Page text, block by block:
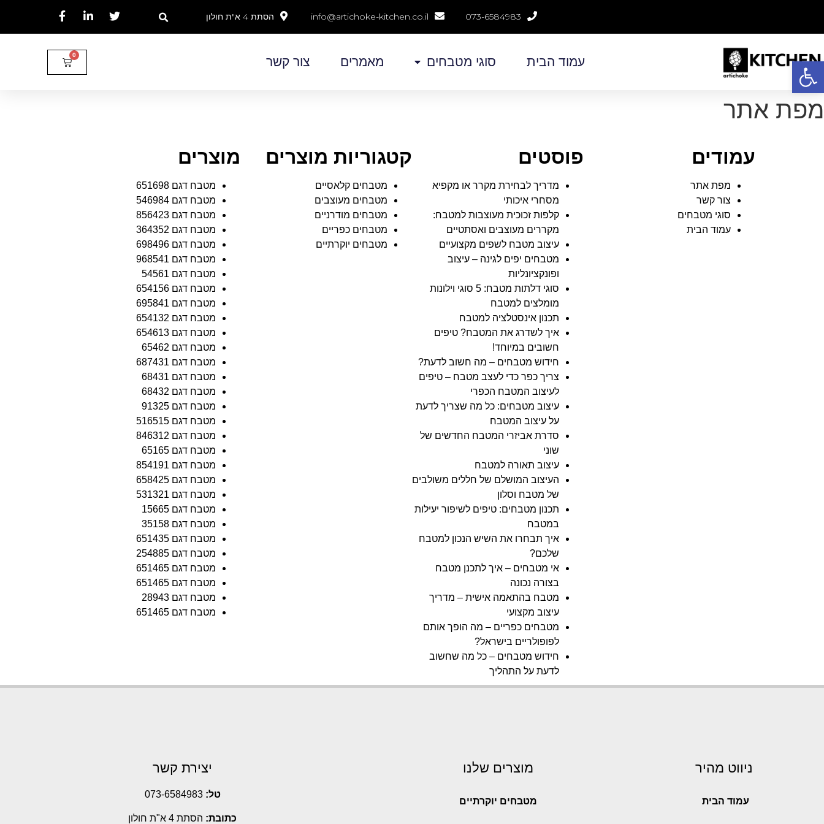
פתח סרגל נגישות
073-6584983
info@artichoke-kitchen.co.il הסתת 4 א"ת חולון
עמוד הבית סוגי מטבחים מאמרים צור קשר
מפת אתר
עמודים
מפת אתר
צור קשר
סוגי מטבחים
עמוד הבית
פוסטים
מדריך לבחירת מקרר או מקפיא
מסחרי איכותי
קלפות זכוכית מעוצבות למטבח:
מקררים מעוצבים ואסתטיים
עיצוב מטבח לשפים מקצועיים
מטבחים יפים לגינה – עיצוב
ופונקציונליות
סוגי דלתות מטבח: 5 סוגי וילונות
מומלצים למטבח
תכנון אינסטלציה למטבח
איך לשדרג את המטבח? טיפים
חשובים במיוחד!
חידוש מטבחים – מה חשוב לדעת?
צריך כפר כדי לעצב מטבח – טיפים
לעיצוב המטבח הכפרי
עיצוב מטבחים: כל מה שצריך לדעת
על עיצוב המטבח
סדרת אביזרי המטבח החדשים של
שוני
עיצוב תאורה למטבח
העיצוב המושלם של חללים משולבים
של מטבח וסלון
תכנון מטבחים: טיפים לשיפור יעילות
במטבח
איך תבחרו את השיש הנכון למטבח
שלכם?
אי מטבחים – איך לתכנן מטבח
בצורה נכונה
מטבח בהתאמה אישית – מדריך
עיצוב מקצועי
מטבחים כפריים – מה הופך אותם
לפופולריים בישראל?
חידוש מטבחים – כל מה שחשוב
לדעת על התהליך
קטגוריות מוצרים
מטבחים קלאסיים
מטבחים מעוצבים
מטבחים מודרניים
מטבחים כפריים
מטבחים יוקרתיים
מוצרים
מטבח דגם 651698
מטבח דגם 546984
מטבח דגם 856423
מטבח דגם 364352
מטבח דגם 698496
מטבח דגם 968541
מטבח דגם 54561
מטבח דגם 654156
מטבח דגם 695841
מטבח דגם 654132
מטבח דגם 654613
מטבח דגם 65462
מטבח דגם 687431
מטבח דגם 68431
מטבח דגם 68432
מטבח דגם 91325
מטבח דגם 516515
מטבח דגם 846312
מטבח דגם 65165
מטבח דגם 854191
מטבח דגם 658425
מטבח דגם 531321
מטבח דגם 15665
מטבח דגם 35158
מטבח דגם 651435
מטבח דגם 254885
מטבח דגם 651465
מטבח דגם 651465
מטבח דגם 28943
מטבח דגם 651465
ניווט מהיר
עמוד הבית
מוצרים שלנו
מטבחים יוקרתיים
יצירת קשר
טל:073-6584983
כתובת: הסתת 4 א"ת חולון